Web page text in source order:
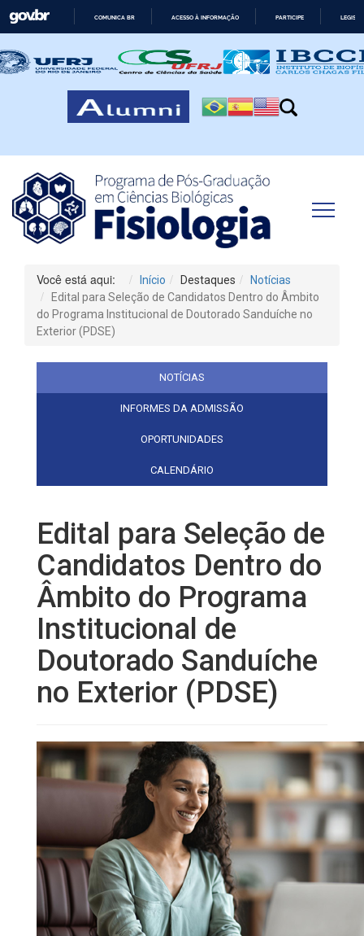
PARA
O
CONTEÚDO
COMUNICA BR ACESSO À INFORMAÇÃO PARTICIPE
Você está aqui: Início Destaques
Notícias
Edital para Seleção de Candidatos Dentro do Âmbito
do Programa Institucional de Doutorado Sanduíche no
Exterior (PDSE)
NOTÍCIAS
INFORMES DA ADMISSÃO
OPORTUNIDADES
CALENDÁRIO
Edital para Seleção de
Candidatos Dentro do
Âmbito do Programa
Institucional de
Doutorado Sanduíche
no Exterior (PDSE)